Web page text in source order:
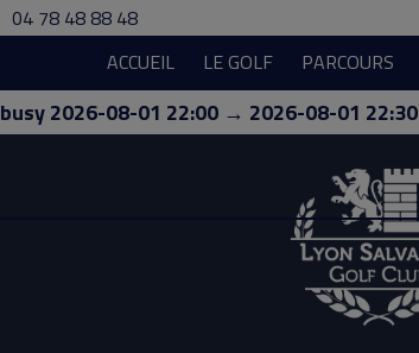
04 78 48 88 48
ACCUEIL
LE GOLF PARCOURS
busy 2026-08-01 22:00 → 2026-08-01 22:30